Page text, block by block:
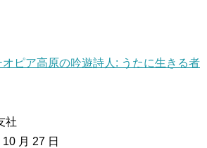
オピア高原の吟遊詩人: うたに生きる者
社
月 27 日